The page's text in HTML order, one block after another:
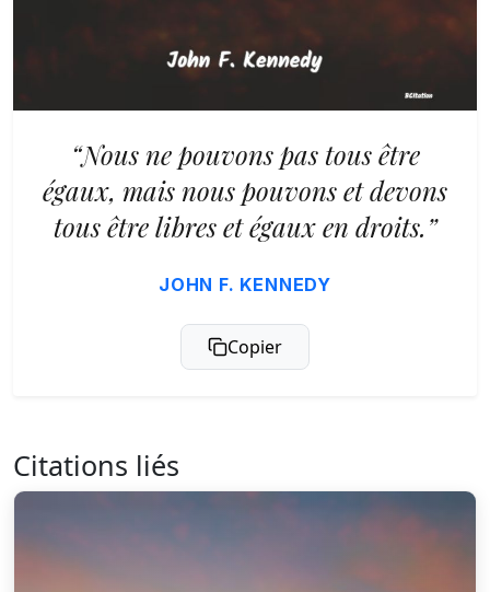
“Nous ne pouvons pas tous être
égaux, mais nous pouvons et devons
tous être libres et égaux en droits.”
JOHN F. KENNEDY
Copier
Citations liés